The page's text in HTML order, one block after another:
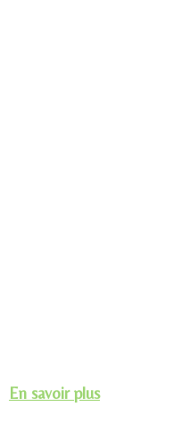
En savoir plus